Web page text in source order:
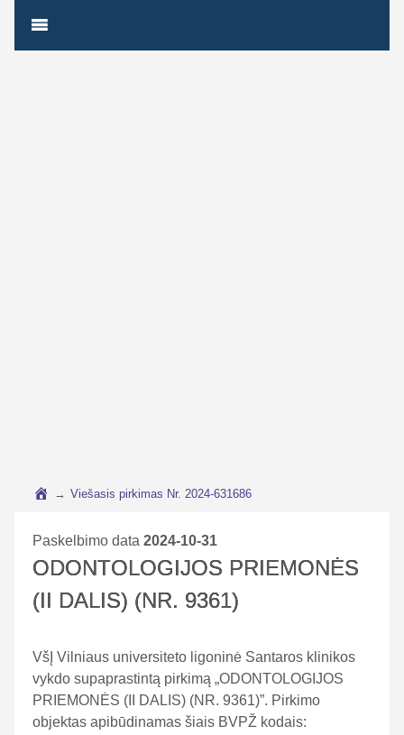
→ Viešasis pirkimas Nr. 2024-631686
Paskelbimo data 2024-10-31
ODONTOLOGIJOS PRIEMONĖS
(II DALIS) (NR. 9361)
VšĮ Vilniaus universiteto ligoninė Santaros klinikos
vykdo supaprastintą pirkimą „ODONTOLOGIJOS
PRIEMONĖS (II DALIS) (NR. 9361)”. Pirkimo
objektas apibūdinamas šiais BVPŽ kodais: